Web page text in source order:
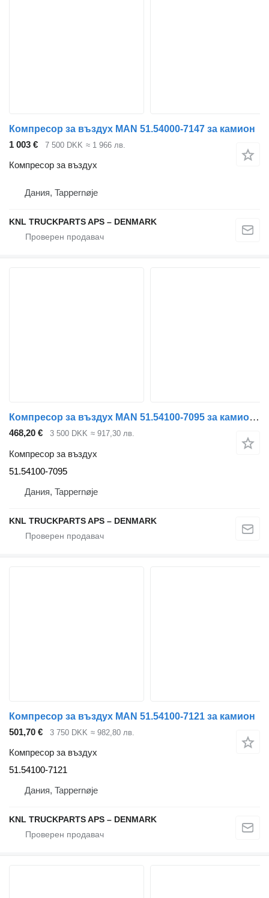
Компресор за въздух MAN 51.54000-7147 за камион
1 003 €
7 500 DKK ≈ 1 966 лв.
Компресор за въздух
Дания, Tappernøje
KNL TRUCKPARTS APS – DENMARK
Компресор за въздух MAN 51.54100-7095 за камион MAN
468,20 € 3 500 DKK ≈ 917,30 лв.
Компресор за въздух
51.54100-7095
Дания, Tappernøje
KNL TRUCKPARTS APS – DENMARK
Компресор за въздух MAN 51.54100-7121 за камион
501,70 €
3 750 DKK ≈ 982,80 лв.
Компресор за въздух
51.54100-7121
Дания, Tappernøje
KNL TRUCKPARTS APS – DENMARK